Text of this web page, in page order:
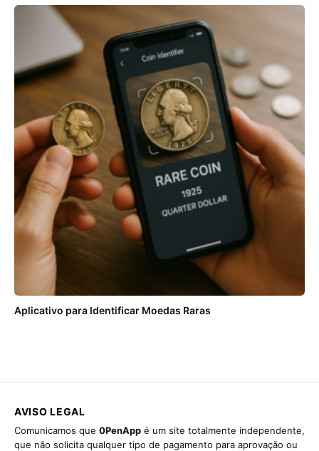
Aplicativo para Identificar Moedas Raras
AVISO LEGAL
Comunicamos que 0PenApp é um site totalmente independente,
que não solicita qualquer tipo de pagamento para aprovação ou